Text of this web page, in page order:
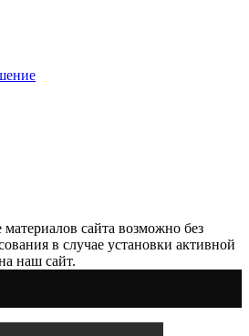
сайта возможно без
в случае установки активной
наш сайт.